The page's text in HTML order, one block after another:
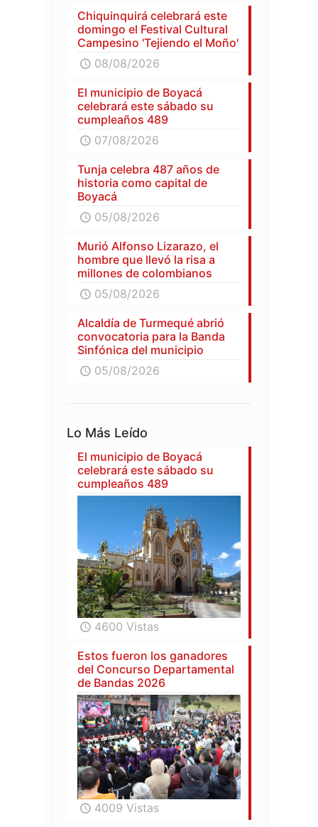
Chiquinquirá celebrará este
domingo el Festival Cultural
Campesino 'Tejiendo el Moño'
08/08/2026
El municipio de Boyacá
celebrará este sábado su
cumpleaños 489
07/08/2026
Tunja celebra 487 años de
historia como capital de
Boyacá
05/08/2026
Murió Alfonso Lizarazo, el
hombre que llevó la risa a
millones de colombianos
05/08/2026
Alcaldía de Turmequé abrió
convocatoria para la Banda
Sinfónica del municipio
05/08/2026
Lo Más Leído
El municipio de Boyacá
celebrará este sábado su
cumpleaños 489
4600 Vistas
Estos fueron los ganadores
del Concurso Departamental
de Bandas 2026
4009 Vistas